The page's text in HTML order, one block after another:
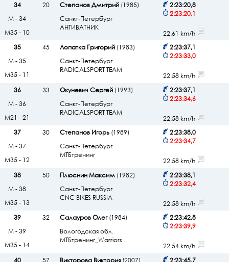
34
20 Степанов Дмитрий(1985)
Санкт-Петербург
АНТИВАТНИК
2:23:20,8
2:23:20,1
М - 34
М35 - 10
22.61 km/h
35
45 Лопатка Григорий(1983)
Санкт-Петербург
RADICALSPORT TEAM
2:23:37,1
2:23:33,0
М - 35
М35 - 11
22.58 km/h
36
33 Окуневич Сергей(1993)
Санкт-Петербург
RADICALSPORT TEAM
2:23:37,1
2:23:34,6
М - 36
М21 - 21
22.58 km/h
37
30 Степанов Игорь(1989)
Санкт-Петербург
МТБтренинг
2:23:38,0
2:23:34,7
М - 37
М35 - 12
22.58 km/h
38
50 Плюснин Максим(1982)
Санкт-Петербург
CNC BIKES RUSSIA
2:23:38,1
2:23:32,4
М - 38
М35 - 13
22.58 km/h
39
32 Салауров Олег(1984)
Вологодская обл.
МТБтренинг_Warriors
2:23:42,8
2:23:39,9
М - 39
М35 - 14
22.54 km/h
40
57 Викторова Виктория(2007)
2:23:45,7